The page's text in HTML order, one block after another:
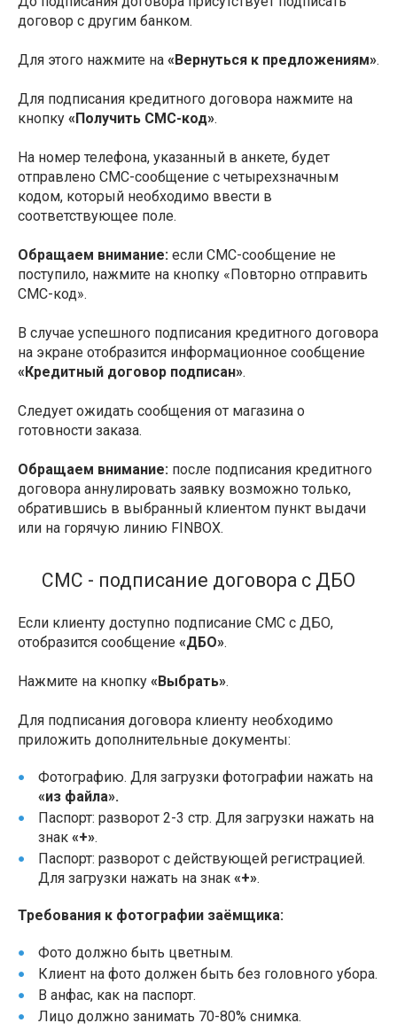
договор с другим банком.
Для этого нажмите на «Вернуться к предложениям».
Для подписания кредитного договора нажмите на
кнопку «Получить СМС-код».
На номер телефона, указанный в анкете, будет
отправлено СМС-сообщение с четырехзначным
кодом, который необходимо ввести в
соответствующее поле.
Обращаем внимание: если СМС-сообщение не
поступило, нажмите на кнопку «Повторно отправить
СМС-код».
В случае успешного подписания кредитного договора
на экране отобразится информационное сообщение
«Кредитный договор подписан».
Следует ожидать сообщения от магазина о
готовности заказа.
Обращаем внимание: после подписания кредитного
договора аннулировать заявку возможно только,
обратившись в выбранный клиентом пункт выдачи
или на горячую линию FINBOX.
СМС - подписание договора с ДБО
Если клиенту доступно подписание СМС с ДБО,
отобразится сообщение «ДБО».
Нажмите на кнопку «Выбрать».
Для подписания договора клиенту необходимо
приложить дополнительные документы:
Фотографию. Для загрузки фотографии нажать на
«из файла».
Паспорт: разворот 2-3 стр. Для загрузки нажать на
знак «+».
Паспорт: разворот с действующей регистрацией.
Для загрузки нажать на знак «+».
Требования к фотографии заёмщика:
Фото должно быть цветным.
Клиент на фото должен быть без головного убора.
В анфас, как на паспорт.
Лицо должно занимать 70-80% снимка.